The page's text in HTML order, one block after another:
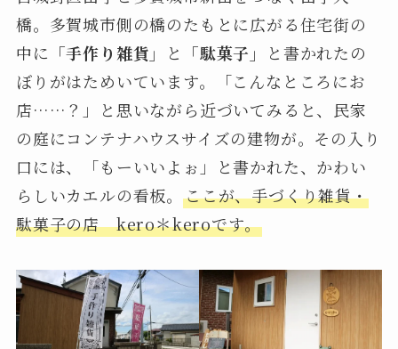
橋。多賀城市側の橋のたもとに広がる住宅街の
中に 「手作り雑貨」 と 「駄菓子」
と書かれたの
ぼりがはためいています。「こんなところにお
店……？」と思いながら近づいてみると、民家
の庭にコンテナハウスサイズの建物が。その入り
口には、「もーいいよぉ」と書かれた、かわい
らしいカエルの看板。 ここが、手づくり雑貨・
駄菓子の店 kero＊keroです。